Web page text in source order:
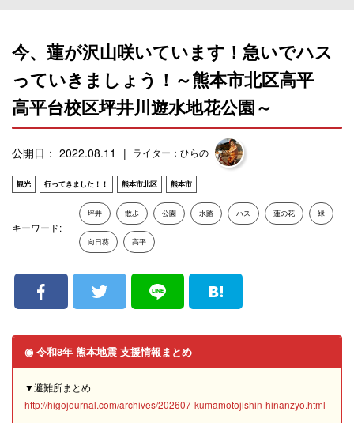
今、蓮が沢山咲いています！急いでハス
っていきましょう！～熊本市北区高平
高平台校区坪井川遊水地花公園～
公開日： 2022.08.11 ライター：ひらの
観光 行ってきました！！ 熊本市北区 熊本市
キーワード:
坪井 散歩 公園 水路 ハス 蓮の花 緑
向日葵 高平
◉ 令和8年 熊本地震 支援情報まとめ
▼避難所まとめ
http://higojournal.com/archives/202607-kumamotojishin-hinanzyo.html